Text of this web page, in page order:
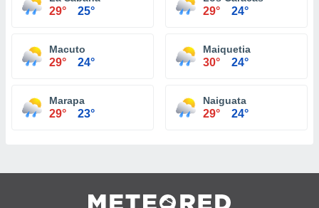
29° 25° 29° 24°
Macuto
29° 24°
Maiquetia
30° 24°
Marapa
29° 23°
Naiguata
29° 24°